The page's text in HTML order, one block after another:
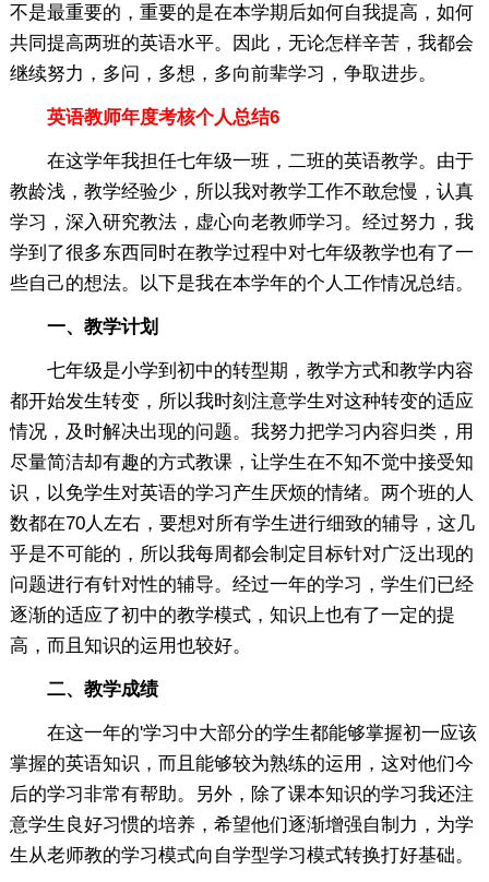
不是最重要的，重要的是在本学期后如何自我提高，如何
共同提高两班的英语水平。因此，无论怎样辛苦，我都会
继续努力，多问，多想，多向前辈学习，争取进步。
英语教师年度考核个人总结6
在这学年我担任七年级一班，二班的英语教学。由于
教龄浅，教学经验少，所以我对教学工作不敢怠慢，认真
学习，深入研究教法，虚心向老教师学习。经过努力，我
学到了很多东西同时在教学过程中对七年级教学也有了一
些自己的想法。以下是我在本学年的个人工作情况总结。
一、教学计划
七年级是小学到初中的转型期，教学方式和教学内容
都开始发生转变，所以我时刻注意学生对这种转变的适应
情况，及时解决出现的问题。我努力把学习内容归类，用
尽量简洁却有趣的方式教课，让学生在不知不觉中接受知
识，以免学生对英语的学习产生厌烦的情绪。两个班的人
数都在70人左右，要想对所有学生进行细致的辅导，这几
乎是不可能的，所以我每周都会制定目标针对广泛出现的
问题进行有针对性的辅导。经过一年的学习，学生们已经
逐渐的适应了初中的教学模式，知识上也有了一定的提
高，而且知识的运用也较好。
二、教学成绩
在这一年的'学习中大部分的学生都能够掌握初一应该
掌握的英语知识，而且能够较为熟练的运用，这对他们今
后的学习非常有帮助。另外，除了课本知识的学习我还注
意学生良好习惯的培养，希望他们逐渐增强自制力，为学
生从老师教的学习模式向自学型学习模式转换打好基础。